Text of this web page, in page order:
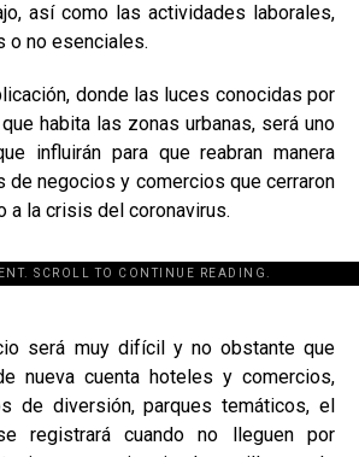
así como las actividades laborales,
o no esenciales.
donde las luces conocidas por
habita las zonas urbanas, será uno
influirán para que reabran manera
de negocios y comercios que cerraron
a la crisis del coronavirus.
SCROLL TO CONTINUE READING.
id="243463"]
será muy difícil y no obstante que
nueva cuenta hoteles y comercios,
de diversión, parques temáticos, el
registrará cuando no lleguen por